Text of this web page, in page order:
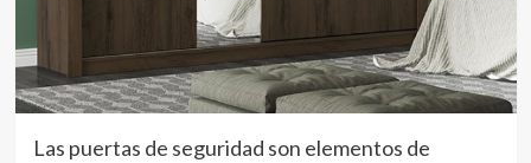
Las puertas de seguridad son elementos de